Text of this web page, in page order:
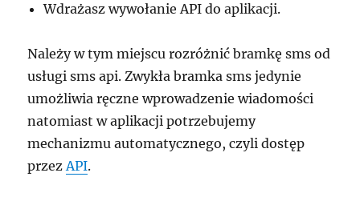
Wdrażasz wywołanie API do aplikacji.
Należy w tym miejscu rozróżnić bramkę sms od
usługi sms api. Zwykła bramka sms jedynie
umożliwia ręczne wprowadzenie wiadomości
natomiast w aplikacji potrzebujemy
mechanizmu automatycznego, czyli dostęp
przezAPI.